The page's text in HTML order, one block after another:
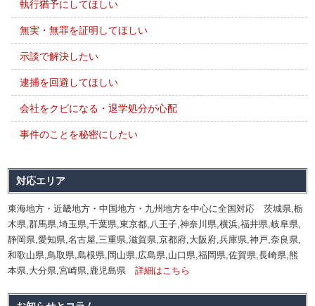
執行猶予にしてほしい
無実・無罪を証明してほしい
示談で解決したい
逮捕を回避してほしい
会社をクビになる・退学処分が心配
事件のことを秘密にしたい
対応エリア
東海地方・近畿地方・中国地方・九州地方を中心に全国対応 茨城県,栃
木県,群馬県,埼玉県,千葉県,東京都,八王子,神奈川県,横浜,福井県,岐阜県,
静岡県,愛知県,名古屋,三重県,滋賀県,京都府,大阪府,兵庫県,神戸,奈良県,
和歌山県,鳥取県,島根県,岡山県,広島県,山口県,福岡県,佐賀県,長崎県,熊
本県,大分県,宮崎県,鹿児島県詳細はこちら